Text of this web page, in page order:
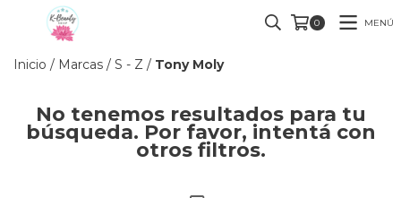
0 MENÚ
Inicio / Marcas / S - Z / Tony Moly
No tenemos resultados para tu
búsqueda. Por favor, intentá con
otros filtros.